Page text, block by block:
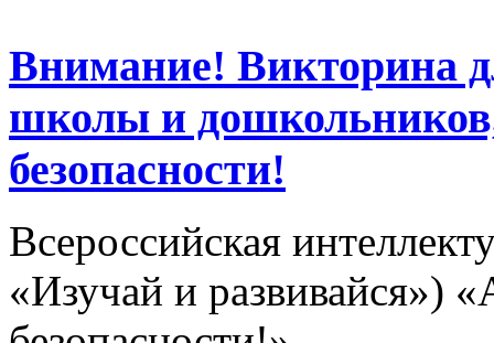
Внимание! Викторина
школы и
безопасности!
Всероссийская
«Изучай и развивайся»)